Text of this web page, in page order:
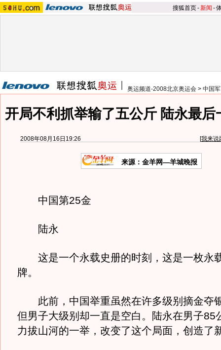
搜狐首页-新闻 -
奥运频道-2008北京奥运会 > 中国
开局不利抓举输了五公斤 陆永最后
2008年08月16日19:26 [我来说
来源：金羊网—羊城晚报
中国第25金
陆永
这是一个永载史册的时刻，这是一枚永
牌。
此前，中国举重虽然在许多级别摘金夺
但男子大级别却一直是空白。陆永在男子85
力拔山河的一举，改变了这个局面，创造了